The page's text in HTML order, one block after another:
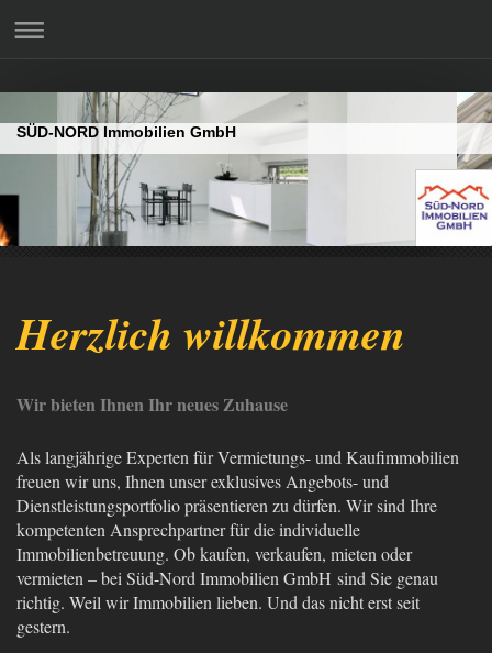
SÜD-NORD Immobilien GmbH
Herzlich willkommen
Wir bieten Ihnen Ihr neues Zuhause
Als langjährige Experten für Vermietungs- und Kaufimmobilien
freuen wir uns, Ihnen unser exklusives Angebots- und
Dienstleistungsportfolio präsentieren zu dürfen. Wir sind Ihre
kompetenten Ansprechpartner für die individuelle
Immobilienbetreuung. Ob kaufen, verkaufen, mieten oder
vermieten – bei Süd-Nord Immobilien GmbH sind Sie genau
richtig. Weil wir Immobilien lieben. Und das nicht erst seit
gestern.